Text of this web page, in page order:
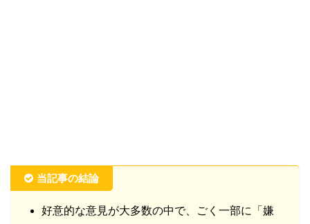
当記事の結論
好意的な意見が大多数の中で、ごく一部に「嫌